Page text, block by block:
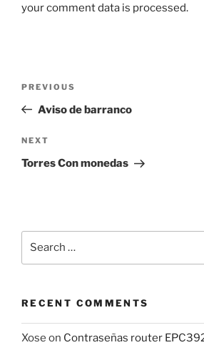
your comment data is processed.
Previous
Post
PREVIOUS
Aviso de barranco
Next
Post
NEXT
Torres Con monedas
RECENT COMMENTS
Xose on Contraseñas router